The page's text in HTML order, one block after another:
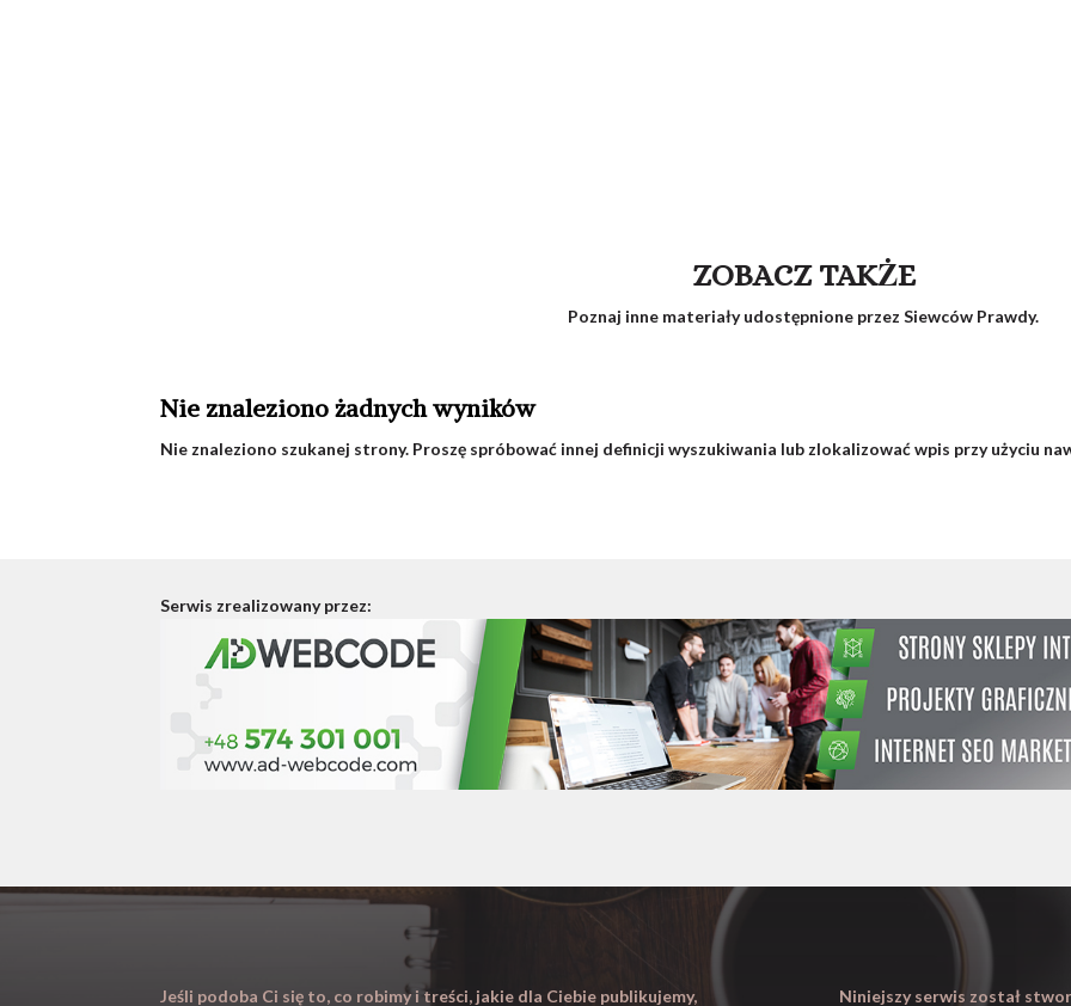
ZOBACZ TAKŻE
Poznaj inne materiały udostępnione przez Siewców Prawdy.
Nie znaleziono żadnych wyników
Nie znaleziono szukanej strony. Proszę spróbować innej definicji wyszukiwania lub zlokalizować wpis przy użyciu
Serwis zrealizowany przez:
Jeśli podoba Ci się to, co robimy i treści, jakie dla Ciebie publikujemy, Niniejszy serwis został